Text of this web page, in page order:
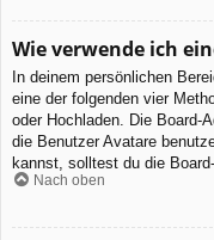
Wie verwende ich
In deinem persönlichen
eine der folgenden vier
oder Hochladen. Die Board-
die Benutzer Avatare
kannst, solltest du die
Nach oben